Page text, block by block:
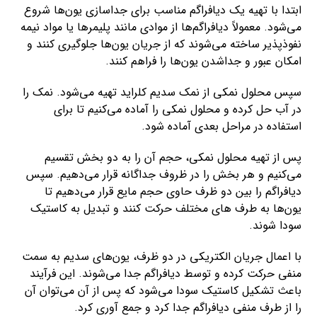
ابتدا با تهیه یک دیافراگم مناسب برای جداسازی یون‌ها شروع
می‌شود. معمولاً دیافراگم‌ها از موادی مانند پلیمرها یا مواد نیمه
نفوذپذیر ساخته می‌شوند که از جریان یون‌ها جلوگیری کنند و
امکان عبور و جداشدن یون‌ها را فراهم کنند.
سپس محلول نمکی از نمک سدیم کلراید تهیه می‌شود. نمک را
در آب حل کرده و محلول نمکی را آماده می‌کنیم تا برای
استفاده در مراحل بعدی آماده شود.
پس از تهیه محلول نمکی، حجم آن را به دو بخش تقسیم
می‌کنیم و هر بخش را در ظروف جداگانه قرار می‌دهیم. سپس
دیافراگم را بین دو ظرف حاوی حجم مایع قرار می‌دهیم تا
یون‌ها به طرف های مختلف حرکت کنند و تبدیل به کاستیک
سودا شوند.
با اعمال جریان الکتریکی در دو ظرف، یون‌های سدیم به سمت
منفی حرکت کرده و توسط دیافراگم جدا می‌شوند. این فرآیند
باعث تشکیل کاستیک سودا می‌شود که پس از آن می‌توان آن
را از طرف منفی دیافراگم جدا کرد و جمع آوری کرد.